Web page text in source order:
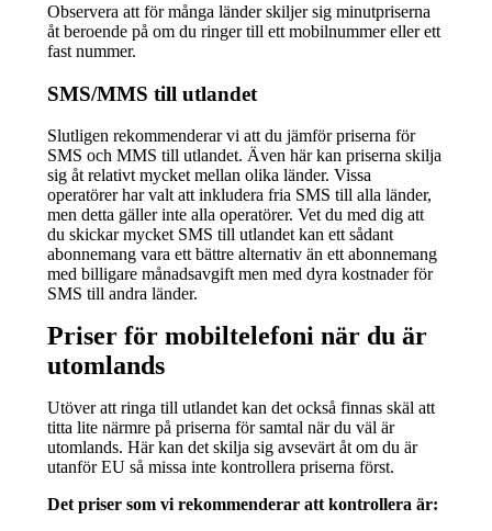
Observera att för många länder skiljer sig minutpriserna
åt beroende på om du ringer till ett mobilnummer eller ett
fast nummer.
SMS/MMS till utlandet
Slutligen rekommenderar vi att du jämför priserna för
SMS och MMS till utlandet. Även här kan priserna skilja
sig åt relativt mycket mellan olika länder. Vissa
operatörer har valt att inkludera fria SMS till alla länder,
men detta gäller inte alla operatörer. Vet du med dig att
du skickar mycket SMS till utlandet kan ett sådant
abonnemang vara ett bättre alternativ än ett abonnemang
med billigare månadsavgift men med dyra kostnader för
SMS till andra länder.
Priser för mobiltelefoni när du är
utomlands
Utöver att ringa till utlandet kan det också finnas skäl att
titta lite närmre på priserna för samtal när du väl är
utomlands. Här kan det skilja sig avsevärt åt om du är
utanför EU så missa inte kontrollera priserna först.
Det priser som vi rekommenderar att kontrollera är: